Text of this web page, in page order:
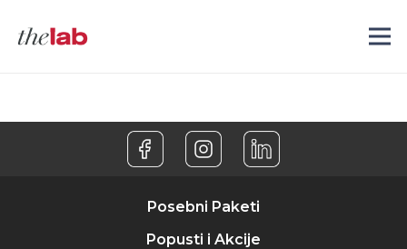
Posebni Paketi
Popusti i Akcije